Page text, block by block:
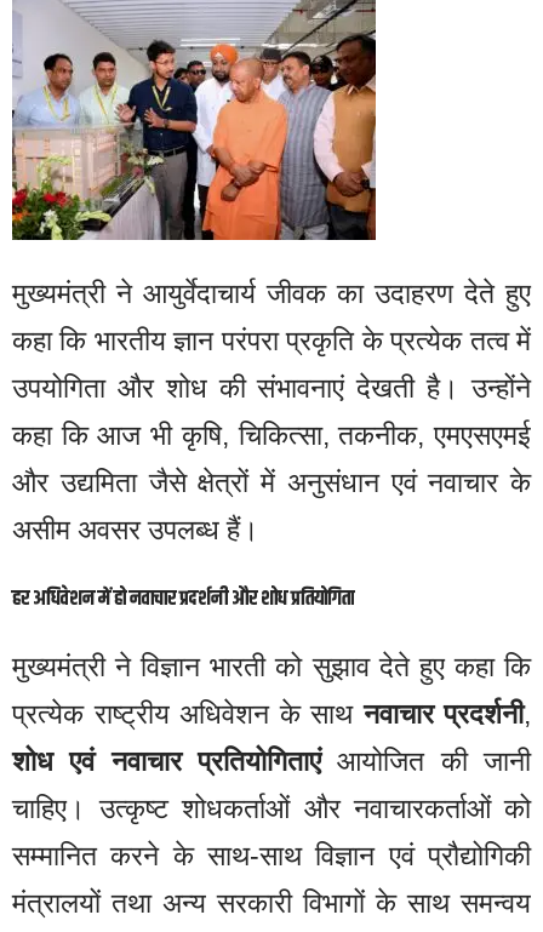
मुख्यमंत्री ने आयुर्वेदाचार्य जीवक का उदाहरण देते हुए
कहा कि भारतीय ज्ञान परंपरा प्रकृति के प्रत्येक तत्व में
उपयोगिता और शोध की संभावनाएं देखती है। उन्होंने
कहा कि आज भी कृषि, चिकित्सा, तकनीक, एमएसएमई
और उद्यमिता जैसे क्षेत्रों में अनुसंधान एवं नवाचार के
असीम अवसर उपलब्ध हैं।
हर अधिवेशन में हो नवाचार प्रदर्शनी और शोध प्रतियोगिता
मुख्यमंत्री ने विज्ञान भारती को सुझाव देते हुए कहा कि
प्रत्येक राष्ट्रीय अधिवेशन के साथनवाचार प्रदर्शनी,
शोध एवं नवाचार प्रतियोगिताएंआयोजित की जानी
चाहिए। उत्कृष्ट शोधकर्ताओं और नवाचारकर्ताओं को
सम्मानित करने के साथ-साथ विज्ञान एवं प्रौद्योगिकी
मंत्रालयों तथा अन्य सरकारी विभागों के साथ समन्वय